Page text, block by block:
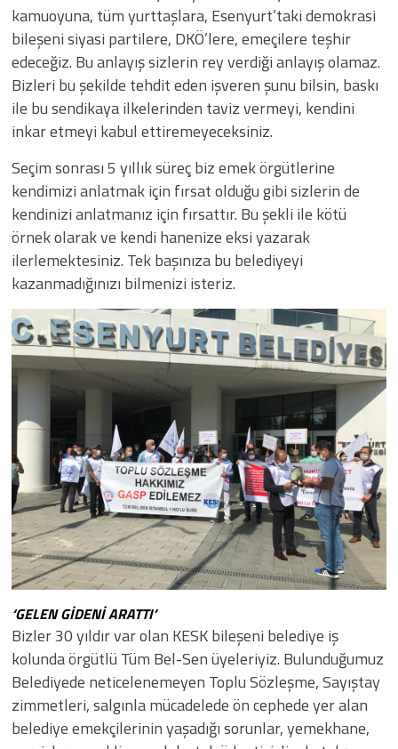
kamuoyuna, tüm yurttaşlara, Esenyurt’taki demokrasi
bileşeni siyasi partilere, DKÖ’lere, emeçilere teşhir
edeceğiz. Bu anlayış sizlerin rey verdiği anlayış olamaz.
Bizleri bu şekilde tehdit eden işveren şunu bilsin, baskı
ile bu sendikaya ilkelerinden taviz vermeyi, kendini
inkar etmeyi kabul ettiremeyeceksiniz.
​​Seçim sonrası 5 yıllık süreç biz emek örgütlerine
kendimizi anlatmak için fırsat olduğu gibi sizlerin de
kendinizi anlatmanız için fırsattır. Bu şekli ile kötü
örnek olarak ve kendi hanenize eksi yazarak
ilerlemektesiniz. Tek başınıza bu belediyeyi
kazanmadığınızı bilmenizi isteriz.
‘GELEN GİDENİ ARATTI’
​​Bizler 30 yıldır var olan KESK bileşeni belediye iş
kolunda örgütlü Tüm Bel-Sen üyeleriyiz. Bulunduğumuz
Belediyede neticelenemeyen Toplu Sözleşme, Sayıştay
zimmetleri, salgınla mücadelede ön cephede yer alan
belediye emekçilerinin yaşadığı sorunlar, yemekhane,